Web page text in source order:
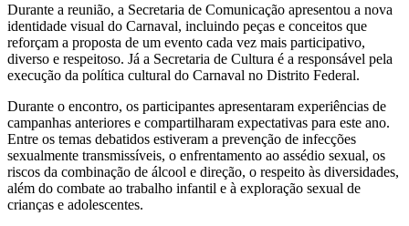
Durante a reunião, a Secretaria de Comunicação apresentou a nova
identidade visual do Carnaval, incluindo peças e conceitos que
reforçam a proposta de um evento cada vez mais participativo,
diverso e respeitoso. Já a Secretaria de Cultura é a responsável pela
execução da política cultural do Carnaval no Distrito Federal.
Durante o encontro, os participantes apresentaram experiências de
campanhas anteriores e compartilharam expectativas para este ano.
Entre os temas debatidos estiveram a prevenção de infecções
sexualmente transmissíveis, o enfrentamento ao assédio sexual, os
riscos da combinação de álcool e direção, o respeito às diversidades,
além do combate ao trabalho infantil e à exploração sexual de
crianças e adolescentes.